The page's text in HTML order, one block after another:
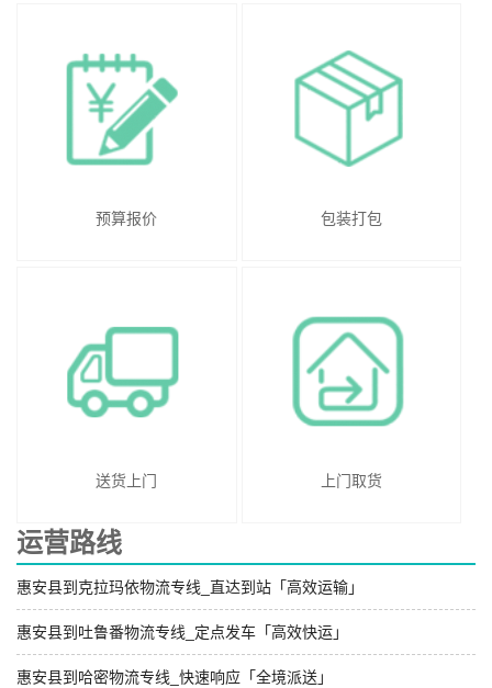
预算报价 包装打包
送货上门 上门取货
运营路线
惠安县到克拉玛依物流专线_直达到站「高效运输」
惠安县到吐鲁番物流专线_定点发车「高效快运」
惠安县到哈密物流专线_快速响应「全境派送」